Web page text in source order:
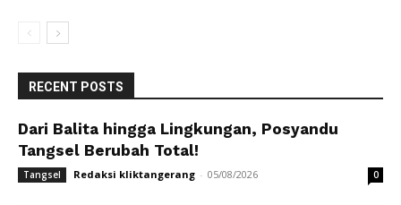
RECENT POSTS
Dari Balita hingga Lingkungan, Posyandu
Tangsel Berubah Total!
Tangsel Redaksi kliktangerang - 05/08/2026 0